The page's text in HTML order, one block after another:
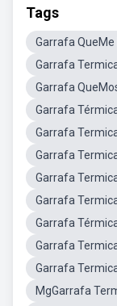
Tags
Garrafa
Garrafa
Garrafa
Garrafa
Garrafa
Garrafa
Garrafa
Garrafa
Garrafa
Garrafa
Garrafa
MgGarrafa